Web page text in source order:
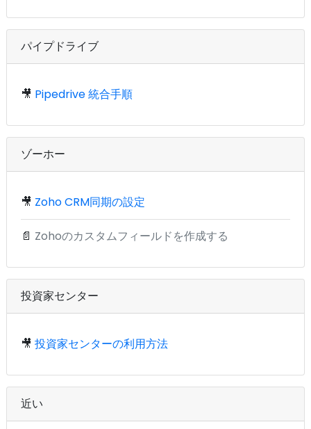
パイプドライブ
🎥 Pipedrive 統合手順
ゾーホー
🎥 Zoho CRM同期の設定
📄 Zohoのカスタムフィールドを作成する
投資家センター
🎥 投資家センターの利用方法
近い